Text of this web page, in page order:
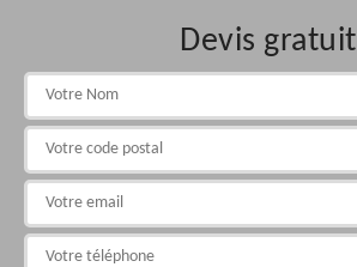
Devis gratuit